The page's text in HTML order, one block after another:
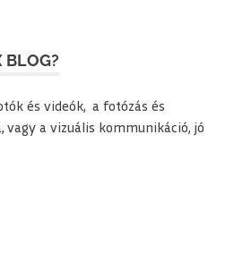
BLOG?
és videók, a fotózás és
vagy a vizuális kommunikáció, jó